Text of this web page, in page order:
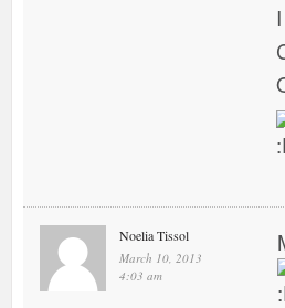
I
Noelia Tissol
March 10, 2013
4:03 am